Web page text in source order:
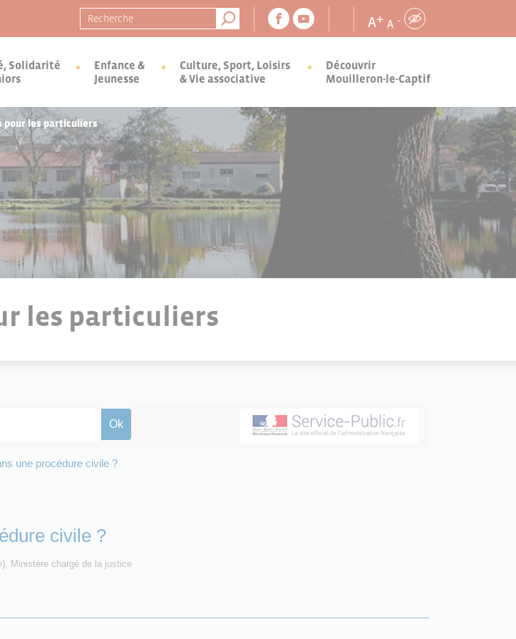
Recherche pour : A+ A -
Solidarité
Enfance &
Jeunesse
Culture, Sport, Loisirs
& Vie associative
Découvrir
Mouilleron-le-Captif
pour les particuliers
les particuliers
une procédure civile ?
civile ?
Ministère chargé de la justice